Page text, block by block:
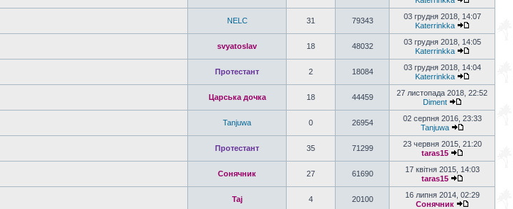
NELC 31 79343
03 грудня 2018, 14:07
Katerrinkka
svyatoslav 18 48032
03 грудня 2018, 14:05
Katerrinkka
Протестант 2 18084
03 грудня 2018, 14:04
Katerrinkka
Царська дочка 18 44459
27 листопада 2018, 22:52
Diment
Tanjuwa 0 26954
02 серпня 2016, 23:33
Tanjuwa
Протестант 35 71299
23 червня 2015, 21:20
taras15
Сонячник 27 61690
17 квітня 2015, 14:03
taras15
Taj 4 20100
16 липня 2014, 02:29
Сонячник